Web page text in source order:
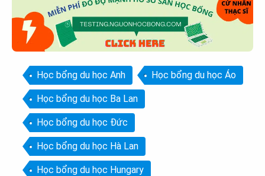
Học bổng du học Anh Học bổng du học Áo
Học bổng du học Ba Lan
Học bổng du học Đức
Học bổng du học Hà Lan
Học bổng du học Hungary